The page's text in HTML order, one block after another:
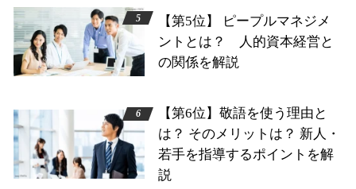
【第5位】 ピープルマネジメ
ントとは？ 人的資本経営と
の関係を解説
【第6位】敬語を使う理由と
は？ そのメリットは？ 新人・
若手を指導するポイントを解
説